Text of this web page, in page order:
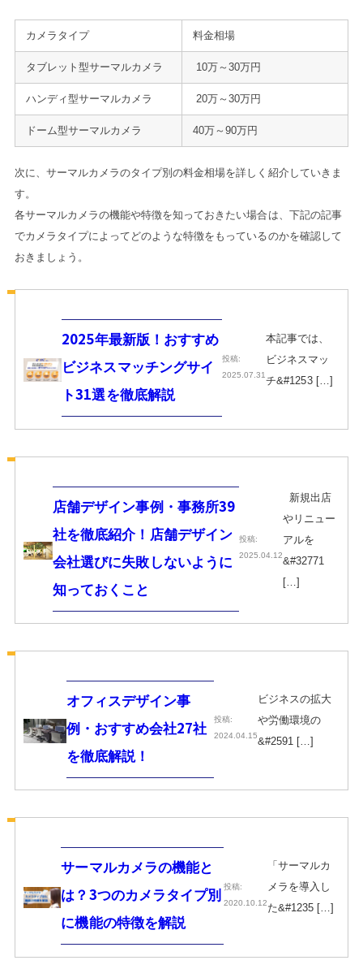
カメラタイプ 料金相場
タブレット型サーマルカメラ 10万～30万円
ハンディ型サーマルカメラ 20万～30万円
ドーム型サーマルカメラ 40万～90万円
次に、サーマルカメラのタイプ別の料金相場を詳しく紹介していきま
す。
各サーマルカメラの機能や特徴を知っておきたい場合は、下記の記事
でカメラタイプによってどのような特徴をもっているのかを確認して
おきましょう。
2025年最新版！おすすめ
ビジネスマッチングサイ
ト31選を徹底解説
投稿:
2025.07.31
本記事では、
ビジネスマッ
チ&#1253 […]
店舗デザイン事例・事務所39
社を徹底紹介！店舗デザイン
会社選びに失敗しないように
知っておくこと
投稿:
2025.04.12
新規出店
やリニュー
アルを
&#32771
[…]
オフィスデザイン事
例・おすすめ会社27社
を徹底解説！
投稿:
2024.04.15
ビジネスの拡大
や労働環境の
&#2591 […]
サーマルカメラの機能と
は？3つのカメラタイプ別
に機能の特徴を解説
投稿:
2020.10.12
「サーマルカ
メラを導入し
た&#1235 […]